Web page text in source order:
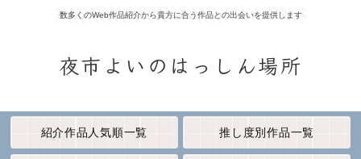
数多くのWeb作品紹介から貴方に合う作品との出会いを提供します
夜市よいのはっしん場所
紹介作品人気順一覧 推し度別作品一覧